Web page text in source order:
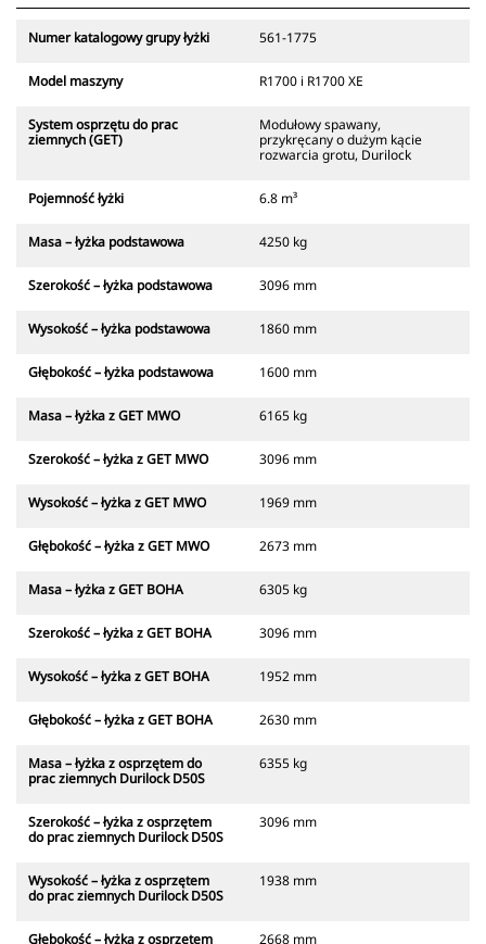
Numer katalogowy grupy łyżki 561-1775
Model maszyny R1700 i R1700 XE
System osprzętu do prac
ziemnych (GET)
Modułowy spawany,
przykręcany o dużym kącie
rozwarcia grotu, Durilock
Pojemność łyżki 6.8 m³
Masa – łyżka podstawowa 4250 kg
Szerokość – łyżka podstawowa 3096 mm
Wysokość – łyżka podstawowa 1860 mm
Głębokość – łyżka podstawowa 1600 mm
Masa – łyżka z GET MWO 6165 kg
Szerokość – łyżka z GET MWO 3096 mm
Wysokość – łyżka z GET MWO 1969 mm
Głębokość – łyżka z GET MWO 2673 mm
Masa – łyżka z GET BOHA 6305 kg
Szerokość – łyżka z GET BOHA 3096 mm
Wysokość – łyżka z GET BOHA 1952 mm
Głębokość – łyżka z GET BOHA 2630 mm
Masa – łyżka z osprzętem do
prac ziemnych Durilock D50S
6355 kg
Szerokość – łyżka z osprzętem
do prac ziemnych Durilock D50S
3096 mm
Wysokość – łyżka z osprzętem
do prac ziemnych Durilock D50S
1938 mm
Głębokość – łyżka z osprzętem
2668 mm